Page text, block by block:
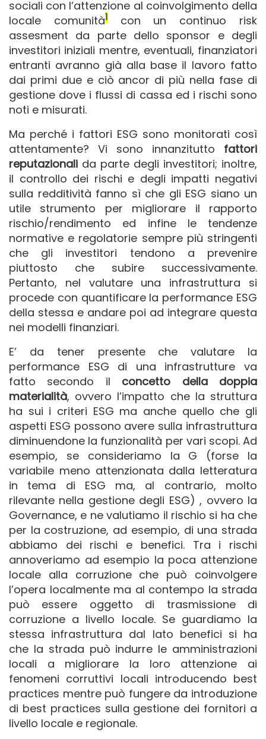
sociali con l’attenzione al coinvolgimento della
locale comunità1
con un continuo risk
assesment da parte dello sponsor e degli
investitori iniziali mentre, eventuali, finanziatori
entranti avranno già alla base il lavoro fatto
dai primi due e ciò ancor di più nella fase di
gestione dove i flussi di cassa ed i rischi sono
noti e misurati.
Ma perché i fattori ESG sono monitorati così
attentamente? Vi sono innanzitutto fattori
reputazionali da parte degli investitori; inoltre,
il controllo dei rischi e degli impatti negativi
sulla redditività fanno sì che gli ESG siano un
utile strumento per migliorare il rapporto
rischio/rendimento ed infine le tendenze
normative e regolatorie sempre più stringenti
che gli investitori tendono a prevenire
piuttosto che subire successivamente.
Pertanto, nel valutare una infrastruttura si
procede con quantificare la performance ESG
della stessa e andare poi ad integrare questa
nei modelli finanziari.
E’ da tener presente che valutare la
performance ESG di una infrastrutture va
fatto secondo il concetto della doppia
materialità, ovvero l’impatto che la struttura
ha sui i criteri ESG ma anche quello che gli
aspetti ESG possono avere sulla infrastruttura
diminuendone la funzionalità per vari scopi. Ad
esempio, se consideriamo la G (forse la
variabile meno attenzionata dalla letteratura
in tema di ESG ma, al contrario, molto
rilevante nella gestione degli ESG) , ovvero la
Governance, e ne valutiamo il rischio si ha che
per la costruzione, ad esempio, di una strada
abbiamo dei rischi e benefici. Tra i rischi
annoveriamo ad esempio la poca attenzione
locale alla corruzione che può coinvolgere
l’opera localmente ma al contempo la strada
può essere oggetto di trasmissione di
corruzione a livello locale. Se guardiamo la
stessa infrastruttura dal lato benefici si ha
che la strada può indurre le amministrazioni
locali a migliorare la loro attenzione ai
fenomeni corruttivi locali introducendo best
practices mentre può fungere da introduzione
di best practices sulla gestione dei fornitori a
livello locale e regionale.